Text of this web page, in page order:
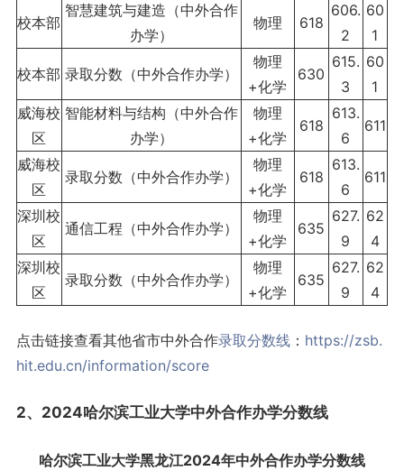
校本部
智慧建筑与建造（中外合作
办学）
物理 618
606.
2
60
1
校本部 录取分数（中外合作办学）
物理
+化学
630
615.
3
60
1
威海校
区
智能材料与结构（中外合作
办学）
物理
+化学
618
613.
6
611
威海校
区
录取分数（中外合作办学）
物理
+化学
618
613.
6
611
深圳校
区
通信工程（中外合作办学）
物理
+化学
635
627.
9
62
4
深圳校
区
录取分数（中外合作办学）
物理
+化学
635
627.
9
62
4
点击链接查看其他省市中外合作录取分数线： https://zsb.
hit.edu.cn/information/score
2、2024哈尔滨工业大学中外合作办学分数线
哈尔滨工业大学黑龙江2024年中外合作办学分数线